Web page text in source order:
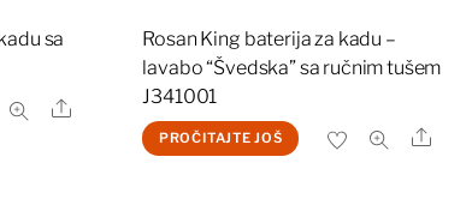
sa
Share
Rosan King baterija za kadu –
lavabo “Švedska” sa ručnim tušem
J341001
PROČITAJTE JOŠ Share